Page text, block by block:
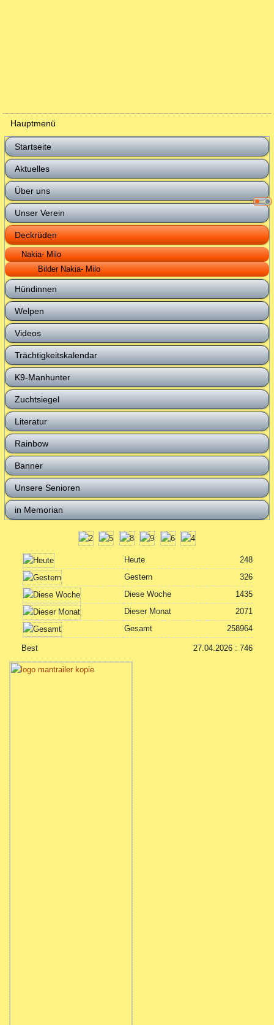
Hauptmenü
Startseite
Aktuelles
Über uns
Unser Verein
Deckrüden
Nakia- Milo
Bilder Nakia- Milo
Hündinnen
Welpen
Videos
Trächtigkeitskalendar
K9-Manhunter
Zuchtsiegel
Literatur
Rainbow
Banner
Unsere Senioren
in Memorian
Heute
248
Gestern
326
Diese Woche
1435
Dieser Monat
2071
Gesamt
258964
Best 27.04.2026 : 746